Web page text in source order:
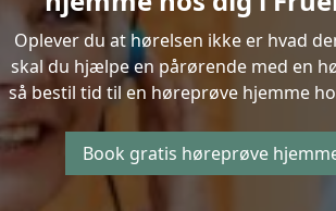
Oplever du at hørelsen ikke er hvad
skal du hjælpe en pårørende med en
så bestil tid til en høreprøve hjemme
Book gratis høreprøve